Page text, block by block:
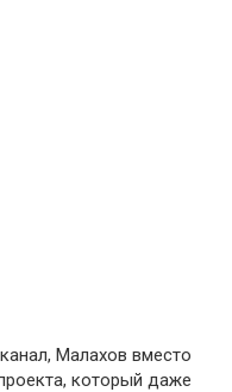
Малахов вместо
который даже